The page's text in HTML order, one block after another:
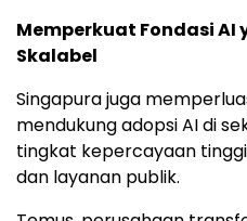
Memperkuat Fondasi AI
Skalabel
Singapura juga
mendukung adopsi AI di
tingkat kepercayaan
dan layanan publik.